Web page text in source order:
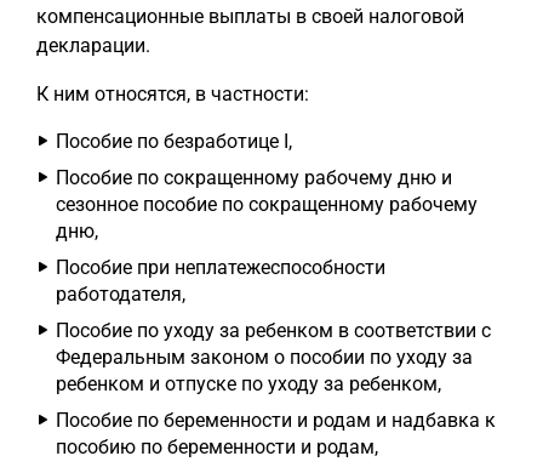
компенсационные выплаты в своей налоговой
декларации.
К ним относятся, в частности:
Пособие по безработице I,
Пособие по сокращенному рабочему дню и
сезонное пособие по сокращенному рабочему
дню,
Пособие при неплатежеспособности
работодателя,
Пособие по уходу за ребенком в соответствии с
Федеральным законом о пособии по уходу за
ребенком и отпуске по уходу за ребенком,
Пособие по беременности и родам и надбавка к
пособию по беременности и родам,